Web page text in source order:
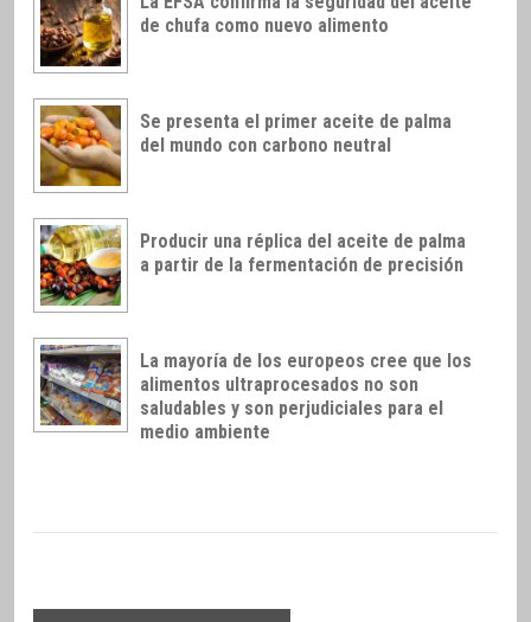
de chufa como nuevo alimento
Se presenta el primer aceite de palma
del mundo con carbono neutral
Producir una réplica del aceite de palma
a partir de la fermentación de precisión
La mayoría de los europeos cree que los
alimentos ultraprocesados no son
saludables y son perjudiciales para el
medio ambiente